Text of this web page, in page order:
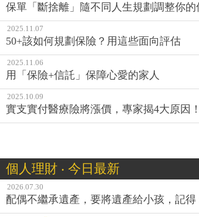
保單「斷捨離」隨不同人生規劃調整你的
2025.11.07
50+該如何規劃保險？用這些面向評估
2025.11.06
用「保險+信託」保障心愛的家人
2025.10.09
實支實付醫療險將漲價，專家揭4大原因
個人理財 ‧ 今日最新
2026.07.30
配偶不繼承遺產，要將遺產給小孩，記得